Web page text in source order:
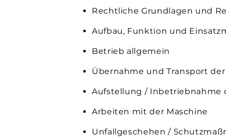
Rechtliche Grundlagen und
Aufbau, Funktion und
Betrieb allgemein
Übernahme und Transport
Aufstellung / Inbetriebnahme
Arbeiten mit der Maschine
Unfallgeschehen /